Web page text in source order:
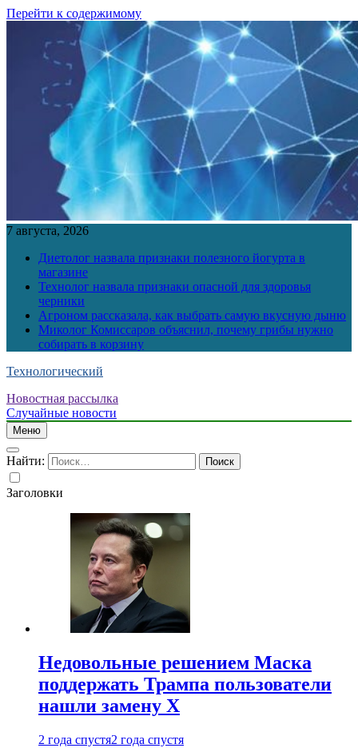
Перейти к содержимому
7 августа, 2026
Диетолог назвала признаки полезного йогурта в
магазине
Технолог назвала признаки опасной для здоровья
черники
Агроном рассказала, как выбрать самую вкусную дыню
Миколог Комиссаров объяснил, почему грибы нужно
собирать в корзину
Технологический
Новостная рассылка
Случайные новости
Меню
Найти:
Заголовки
Недовольные решением Маска
поддержать Трампа пользователи
нашли замену X
2 года спустя2 года спустя